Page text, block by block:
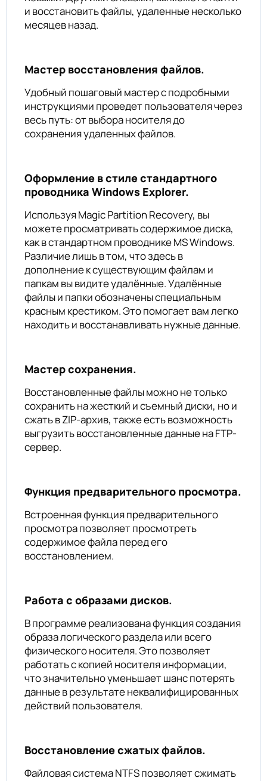
и восстановить файлы, удаленные несколько
месяцев назад.
Мастер восстановления файлов.
Удобный пошаговый мастер с подробными
инструкциями проведет пользователя через
весь путь: от выбора носителя до
сохранения удаленных файлов.
Оформление в стиле стандартного
проводника Windows Explorer.
Используя Magic Partition Recovery, вы
можете просматривать содержимое диска,
как в стандартном проводнике MS Windows.
Различие лишь в том, что здесь в
дополнение к существующим файлам и
папкам вы видите удалённые. Удалённые
файлы и папки обозначены специальным
красным крестиком. Это помогает вам легко
находить и восстанавливать нужные данные.
Мастер сохранения.
Восстановленные файлы можно не только
сохранить на жесткий и съемный диски, но и
сжать в ZIP-архив, также есть возможность
выгрузить восстановленные данные на FTP-
сервер.
Функция предварительного просмотра.
Встроенная функция предварительного
просмотра позволяет просмотреть
содержимое файла перед его
восстановлением.
Работа с образами дисков.
В программе реализована функция создания
образа логического раздела или всего
физического носителя. Это позволяет
работать с копией носителя информации,
что значительно уменьшает шанс потерять
данные в результате неквалифицированных
действий пользователя.
Восстановление сжатых файлов.
Файловая система NTFS позволяет сжимать